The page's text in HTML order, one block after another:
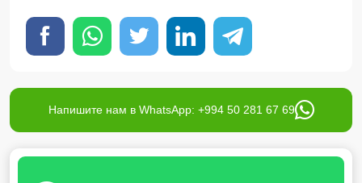
Напишите нам в WhatsApp: +994 50 281 67 69